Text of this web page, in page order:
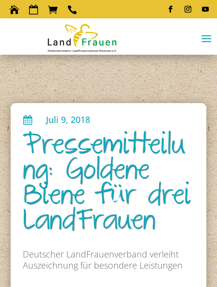
   
 Juli 9, 2018
Pressemitteilu
ng: Goldene
Biene für drei
LandFrauen
Deutscher LandFrauenverband verleiht
Auszeichnung für besondere Leistungen